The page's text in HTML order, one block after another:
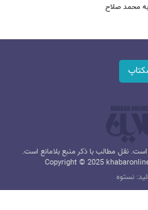
به محمد صلاح
نقل مطالب با ذکر منبع بلامانع است.
Copyright © 2025
نستوه